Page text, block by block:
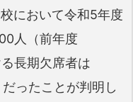
において令和5年度
人（前年度
長期欠席者は
ったことが判明し